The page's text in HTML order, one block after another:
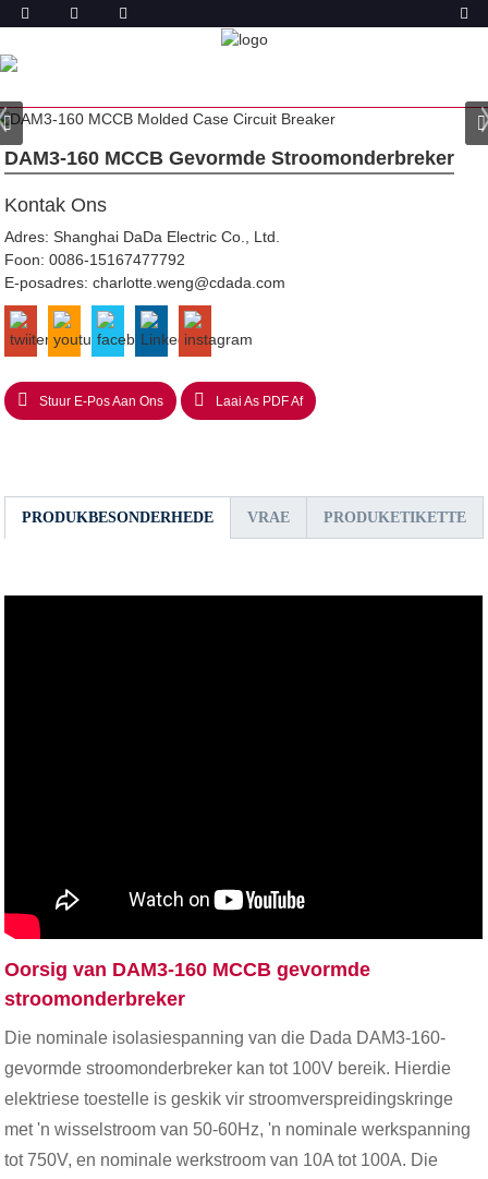
PRODUK
DAM3-160 MCCB Gevormde Stroomonderbreker
Kontak Ons
Adres: Shanghai DaDa Electric Co., Ltd.
Foon:0086-15167477792
E-posadres:charlotte.weng@cdada.com
Stuur E-Pos Aan Ons Laai As PDF Af
PRODUKBESONDERHEDE VRAE PRODUKETIKETTE
Oorsig van DAM3-160 MCCB gevormde
stroomonderbreker
Die nominale isolasiespanning van die Dada DAM3-160-
gevormde stroomonderbreker kan tot 100V bereik. Hierdie
elektriese toestelle is geskik vir stroomverspreidingskringe
met 'n wisselstroom van 50-60Hz, 'n nominale werkspanning
tot 750V, en nominale werkstroom van 10A tot 100A. Die